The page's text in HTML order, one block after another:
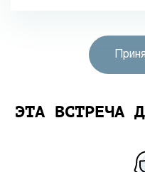
ЭТА ВСТРЕЧА